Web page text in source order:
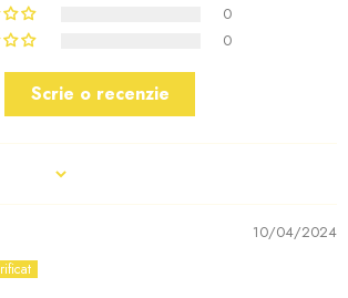
0
0
Scrie o recenzie
10/04/2024